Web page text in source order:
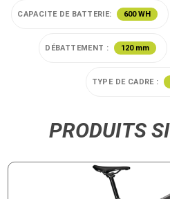
CAPACITE DE BATTERIE: 600 WH
DÉBATTEMENT : 120 mm
TYPE DE CADRE :
PRODUITS